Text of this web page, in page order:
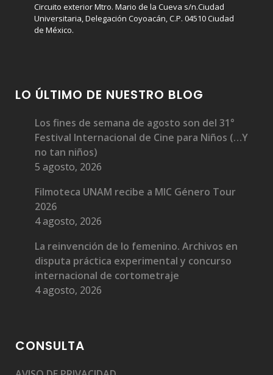
Circuito exterior Mtro. Mario de la Cueva s/n.Ciudad
Universitaria, Delegación Coyoacán, C.P. 04510 Ciudad
de México.
LO ÚLTIMO DE NUESTRO BLOG
Los fines de semana de agosto son del 31°
Festival Internacional de Cine para Niños (…Y
no tan niños)
5 agosto, 2026
Filmoteca UNAM recibe a MIC Género Tour
2026
4 agosto, 2026
La reinvención de lo femenino. Archivos en
disputa práctica experimental y concurso
internacional de cortometraje
4 agosto, 2026
CONSULTA